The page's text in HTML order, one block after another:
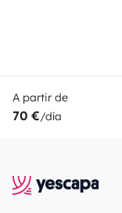
A partir de
70 €/día